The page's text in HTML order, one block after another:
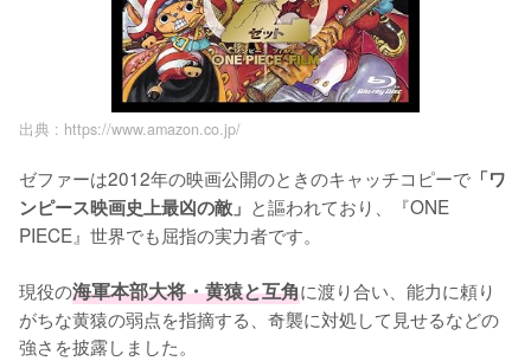
出典 : https://www.amazon.co.jp/
ゼファーは2012年の映画公開のときのキャッチコピーで 「ワ
ンピース映画史上最凶の敵」 と謳われており、『ONE
PIECE』世界でも屈指の実力者です。
現役の海軍本部大将・黄猿と互角に渡り合い、能力に頼り
がちな黄猿の弱点を指摘する、奇襲に対処して見せるなどの
強さを披露しました。